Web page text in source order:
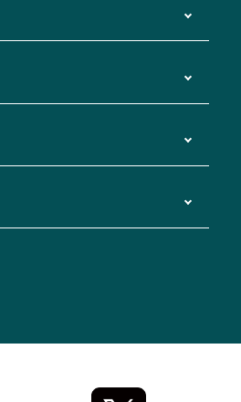
、巴士定位系统、
士、CAN巴士
重大学医院的巴士）、
、东京、埼
之山
站～中部国际机场（暂停
际机场（目前暂停）
其他高
请求顾客停车指南免费Wi-
、三重